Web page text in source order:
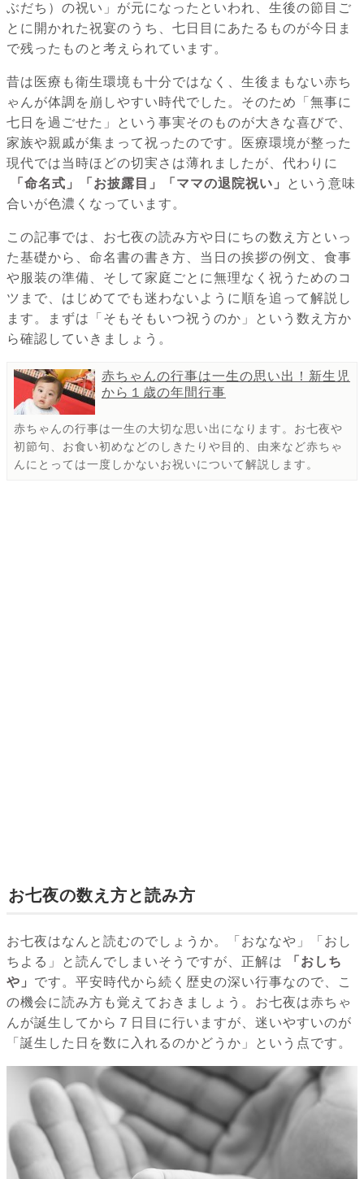
ぶだち）の祝い」が元になったといわれ、生後の節目ご
とに開かれた祝宴のうち、七日目にあたるものが今日ま
で残ったものと考えられています。
昔は医療も衛生環境も十分ではなく、生後まもない赤ち
ゃんが体調を崩しやすい時代でした。そのため「無事に
七日を過ごせた」という事実そのものが大きな喜びで、
家族や親戚が集まって祝ったのです。医療環境が整った
現代では当時ほどの切実さは薄れましたが、代わりに
「命名式」「お披露目」「ママの退院祝い」
という意味
合いが色濃くなっています。
この記事では、お七夜の読み方や日にちの数え方といっ
た基礎から、命名書の書き方、当日の挨拶の例文、食事
や服装の準備、そして家庭ごとに無理なく祝うためのコ
ツまで、はじめてでも迷わないように順を追って解説し
ます。まずは「そもそもいつ祝うのか」という数え方か
ら確認していきましょう。
赤ちゃんの行事は一生の思い出！新生児
から１歳の年間行事
赤ちゃんの行事は一生の大切な思い出になります。お七夜や
初節句、お食い初めなどのしきたりや目的、由来など赤ちゃ
んにとっては一度しかないお祝いについて解説します。
お七夜の数え方と読み方
お七夜はなんと読むのでしょうか。「おななや」「おし
ちよる」と読んでしまいそうですが、正解は
「おしち
や」 です。平安時代から続く歴史の深い行事なので、こ
の機会に読み方も覚えておきましょう。お七夜は赤ちゃ
んが誕生してから７日目に行いますが、迷いやすいのが
「誕生した日を数に入れるのかどうか」という点です。